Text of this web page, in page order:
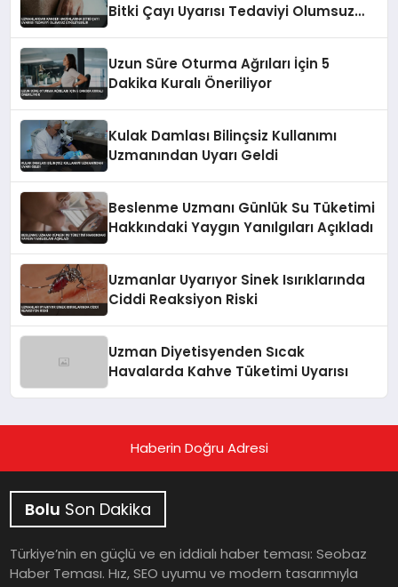
Bitki Çayı Uyarısı Tedaviyi Olumsuz
Uzun Süre Oturma Ağrıları İçin 5
Dakika Kuralı Öneriliyor
Kulak Damlası Bilinçsiz Kullanımı
Uzmanından Uyarı Geldi
Beslenme Uzmanı Günlük Su Tüketimi
Hakkındaki Yaygın Yanılgıları Açıkladı
Uzmanlar Uyarıyor Sinek Isırıklarında
Ciddi Reaksiyon Riski
Uzman Diyetisyenden Sıcak
Havalarda Kahve Tüketimi Uyarısı
Haberin Doğru Adresi
Bolu Son Dakika
Türkiye’nin en güçlü ve en iddialı haber teması: Seobaz
Haber Teması. Hız, SEO uyumu ve modern tasarımıyla